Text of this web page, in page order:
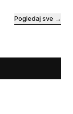
Pogledaj sve →